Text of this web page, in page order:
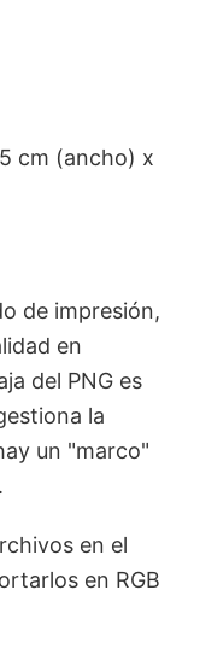
cm (ancho) x
de impresión,
en
del PNG es
la
un "marco"
en el
en RGB